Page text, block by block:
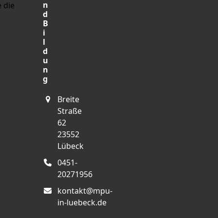
die
n
d
B
i
l
d
u
n
g
Breite
Straße
62
23552
Lübeck
0451-
20271956
kontakt@mpu-
in-luebeck.de